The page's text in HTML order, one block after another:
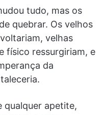
tudo, mas os
quebrar. Os velhos
velhas
físico ressurgiriam, e
da
qualquer apetite,